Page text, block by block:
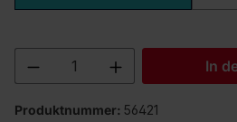
Produkt Anzahl: Gib
In
Produktnummer: 56421